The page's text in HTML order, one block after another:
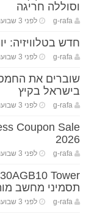
וסוללה חריגה
g-rafa לפני 3 שבועות
חדש בטלוויזיה: יום
g-rafa לפני 3 שבועות
שוברים את
בישראל בקיץ
g-rafa לפני 3 שבועות
2026
g-rafa לפני 3 שבועות
תסמיני מחשב
g-rafa לפני 3 שבועות